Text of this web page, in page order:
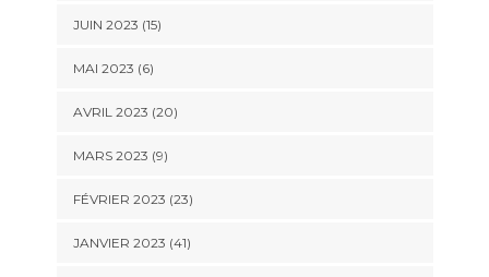
JUIN 2023 (15)
MAI 2023 (6)
AVRIL 2023 (20)
MARS 2023 (9)
FÉVRIER 2023 (23)
JANVIER 2023 (41)